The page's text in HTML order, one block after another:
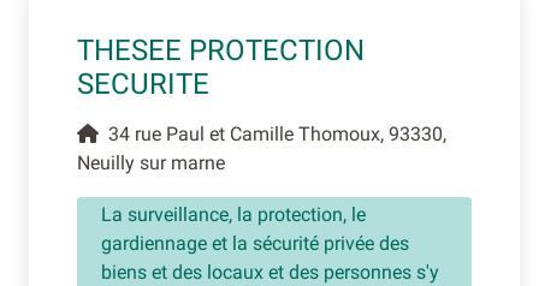
THESEE PROTECTION
SECURITE
34 rue Paul et Camille Thomoux, 93330,
Neuilly sur marne
La surveillance, la protection, le
gardiennage et la sécurité privée des
biens et des locaux et des personnes s'y